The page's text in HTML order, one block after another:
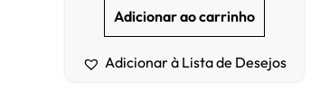
Adicionar ao carrinho
Adicionar à Lista de Desejos